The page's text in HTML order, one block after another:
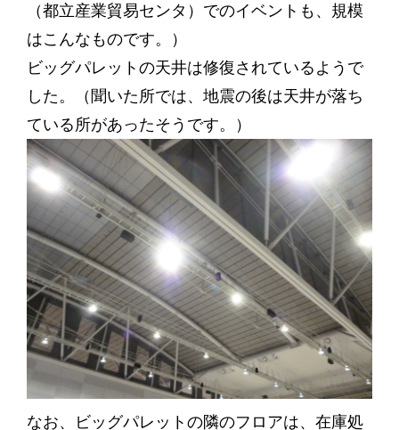
（都立産業貿易センタ）でのイベントも、規模
はこんなものです。）
ビッグパレットの天井は修復されているようで
した。（聞いた所では、地震の後は天井が落ち
ている所があったそうです。）
なお、ビッグパレットの隣のフロアは、在庫処